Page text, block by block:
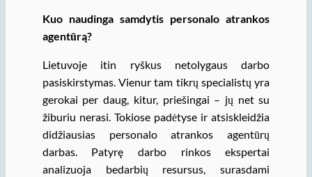
Kuo naudinga samdytis personalo atrankos
agentūrą?
Lietuvoje itin ryškus netolygaus darbo
pasiskirstymas. Vienur tam tikrų specialistų yra
gerokai per daug, kitur, priešingai – jų net su
žiburiu nerasi. Tokiose padėtyse ir atsiskleidžia
didžiausias personalo atrankos agentūrų
darbas. Patyrę darbo rinkos ekspertai
analizuoja bedarbių resursus, surasdami